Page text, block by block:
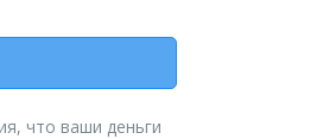
что ваши деньги